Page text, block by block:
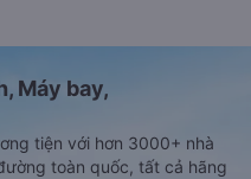
Máy bay,
tiện với hơn 3000+ nhà
toàn quốc, tất cả hãng